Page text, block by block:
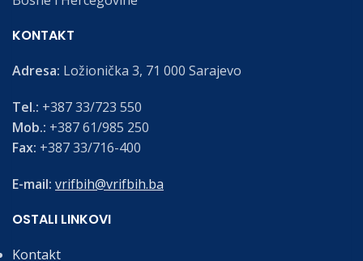
KONTAKT
Adresa: Ložionička 3, 71 000 Sarajevo
Tel.: +387 33/723 550
Mob.: +387 61/985 250
Fax: +387 33/716-400
E-mail: vrifbih@vrifbih.ba
OSTALI LINKOVI
Kontakt